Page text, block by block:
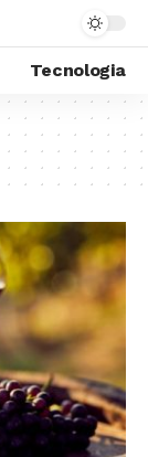
Tecnologia